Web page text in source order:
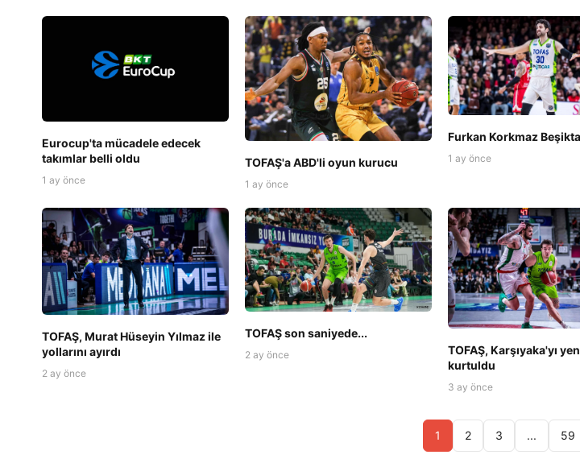
Eurocup'ta mücadele edecek
takımlar belli oldu
1 ay önce
TOFAŞ'a ABD'li oyun kurucu
1 ay önce
Furkan Korkmaz
1 ay önce
TOFAŞ, Murat Hüseyin Yılmaz ile
yollarını ayırdı
2 ay önce
TOFAŞ son saniyede...
2 ay önce
TOFAŞ, Karşıyaka'yı
kurtuldu
3 ay önce
1 2 3 ... 59